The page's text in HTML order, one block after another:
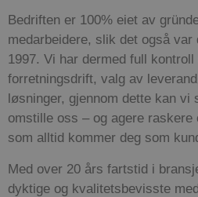
Bedriften er 100% eiet av
medarbeidere, slik det også
1997. Vi har dermed full kontroll
forretningsdrift, valg av
løsninger, gjennom dette kan vi
omstille oss – og agere
som alltid kommer deg som
Med over 20 års fartstid i
dyktige og kvalitetsbevisste